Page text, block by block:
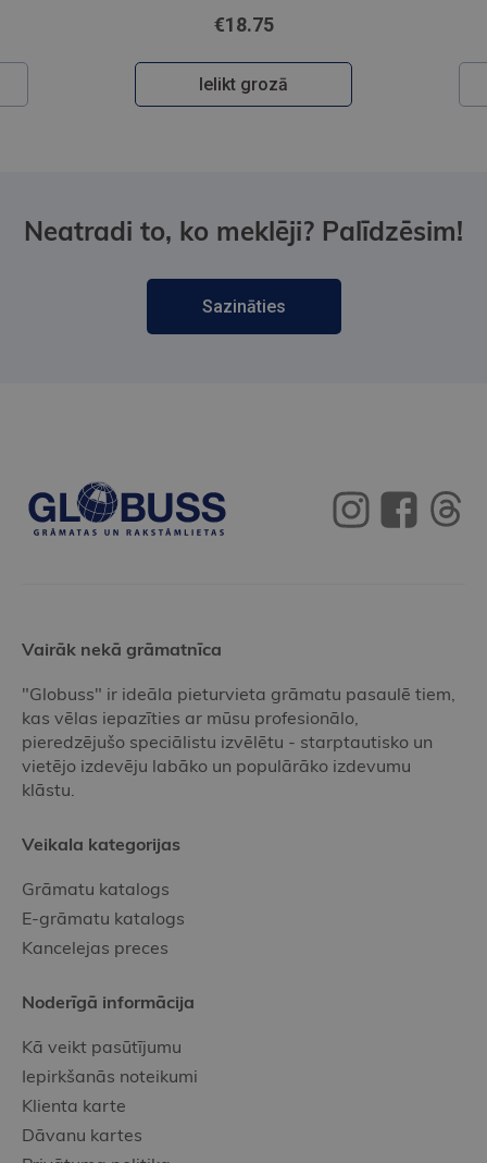
€18.75
Ielikt grozā
Neatradi to, ko meklēji? Palīdzēsim!
Sazināties
Vairāk nekā grāmatnīca
"Globuss" ir ideāla pieturvieta grāmatu pasaulē tiem,
kas vēlas iepazīties ar mūsu profesionālo,
pieredzējušo speciālistu izvēlētu - starptautisko un
vietējo izdevēju labāko un populārāko izdevumu
klāstu.
Veikala kategorijas
Grāmatu katalogs
E-grāmatu katalogs
Kancelejas preces
Noderīgā informācija
Kā veikt pasūtījumu
Iepirkšanās noteikumi
Klienta karte
Dāvanu kartes